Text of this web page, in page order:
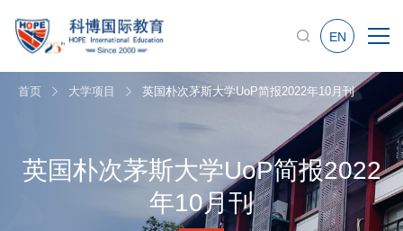
EN
首页 大学项目 英国朴次茅斯大学UoP简报2022年10月刊
英国朴次茅斯大学UoP简报2022
年10月刊